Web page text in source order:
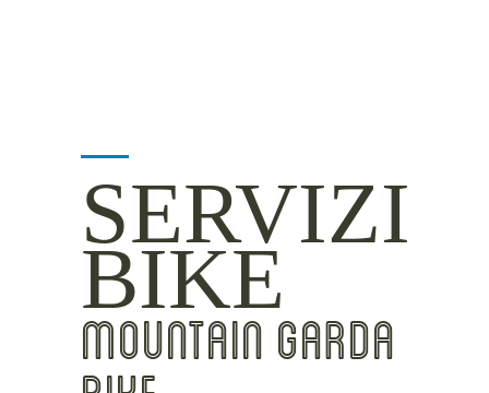
SERVIZI
BIKE
MOUNTAIN GARDA